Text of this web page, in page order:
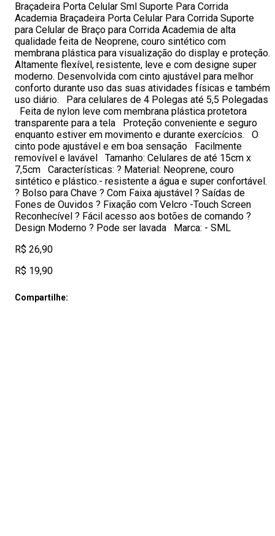
Braçadeira Porta Celular Sml Suporte Para Corrida
Academia Braçadeira Porta Celular Para Corrida Suporte
para Celular de Braço para Corrida Academia de alta
qualidade feita de Neoprene, couro sintético com
membrana plástica para visualização do display e proteção.
Altamente flexível, resistente, leve e com designe super
moderno. Desenvolvida com cinto ajustável para melhor
conforto durante uso das suas atividades físicas e também
uso diário. Para celulares de 4 Polegas até 5,5 Polegadas
Feita de nylon leve com membrana plástica protetora
transparente para a tela Proteção conveniente e seguro
enquanto estiver em movimento e durante exercícios. O
cinto pode ajustável e em boa sensação Facilmente
removível e lavável Tamanho: Celulares de até 15cm x
7,5cm Características: ? Material: Neoprene, couro
sintético e plástico.- resistente a água e super confortável.
? Bolso para Chave ? Com Faixa ajustável ? Saídas de
Fones de Ouvidos ? Fixação com Velcro -Touch Screen
Reconhecível ? Fácil acesso aos botões de comando ?
Design Moderno ? Pode ser lavada Marca: - SML
R$ 26,90
R$ 19,90
Compartilhe: